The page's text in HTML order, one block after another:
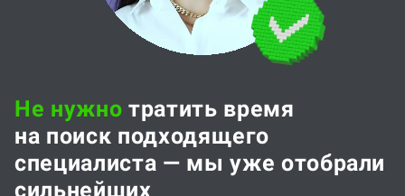
Не нужно тратить время
на поиск подходящего
специалиста — мы уже отобрали
сильнейших